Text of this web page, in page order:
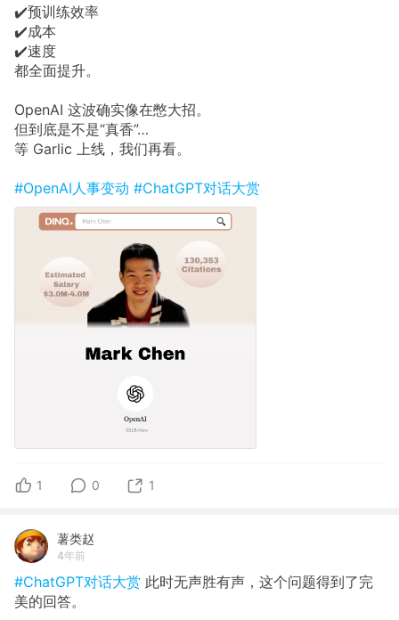
✔️预训练效率
✔️成本
✔️速度
都全面提升。
OpenAI 这波确实像在憋大招。
但到底是不是“真香”…
等 Garlic 上线，我们再看。
#OpenAI人事变动 #ChatGPT对话大赏
1 0 1
薯类赵
4年前
#ChatGPT对话大赏 此时无声胜有声，这个问题得到了完
美的回答。